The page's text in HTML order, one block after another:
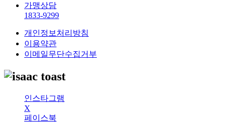
가맹상담
1833-9299
개인정보처리방침
이용약관
이메일무단수집거부
인스타그램
X
페이스북